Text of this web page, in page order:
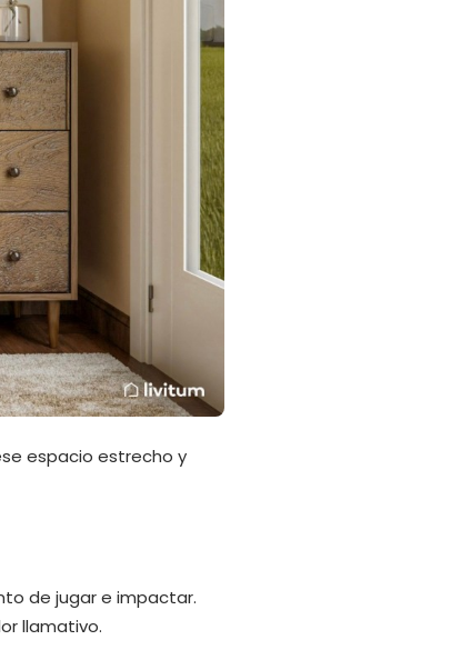
espacio estrecho y
de jugar e impactar.
llamativo.